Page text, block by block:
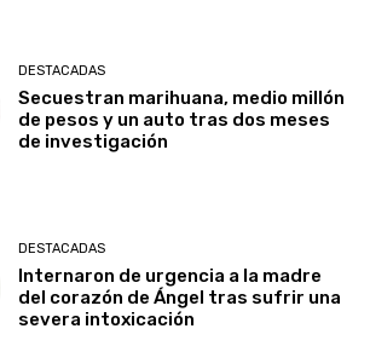
DESTACADAS
Secuestran marihuana, medio millón
de pesos y un auto tras dos meses
de investigación
DESTACADAS
Internaron de urgencia a la madre
del corazón de Ángel tras sufrir una
severa intoxicación